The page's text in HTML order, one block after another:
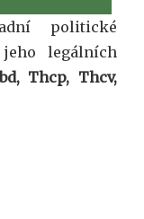
politické
legálních
Thcp, Thcv,